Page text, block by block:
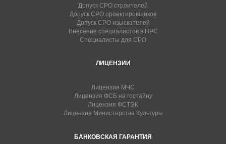
Допуск СРО строителей
Допуск СРО проектировщиков
Допуск СРО изыскателей
Внесение специалистов в НРС
Специалисты для СРО
ЛИЦЕНЗИИ
Лицензия МЧС
Лицензия ФСБ на гостайну
Лицензия ФСТЭК
Лицензия Министерства Культуры
БАНКОВСКАЯ ГАРАНТИЯ